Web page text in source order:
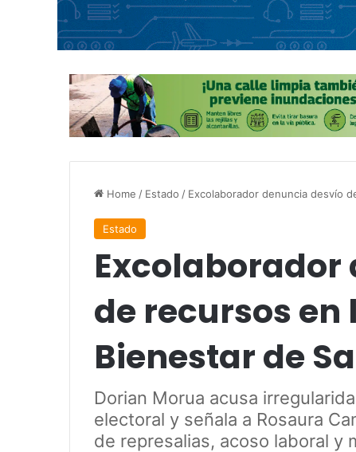
Home / Estado / Excolaborador denuncia desvío
Estado
de recursos
Bienestar de
Dorian Morua acusa
electoral y señala a Rosaura
de represalias, acoso laboral y